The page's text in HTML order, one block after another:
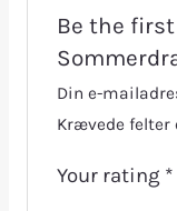
Be the
Din e-
Krævede felter
Your rating *